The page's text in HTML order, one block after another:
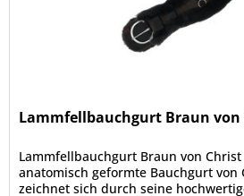
Lammfellbauchgurt Braun
Lammfellbauchgurt Braun von
anatomisch geformte Bauchgurt von
zeichnet sich durch seine